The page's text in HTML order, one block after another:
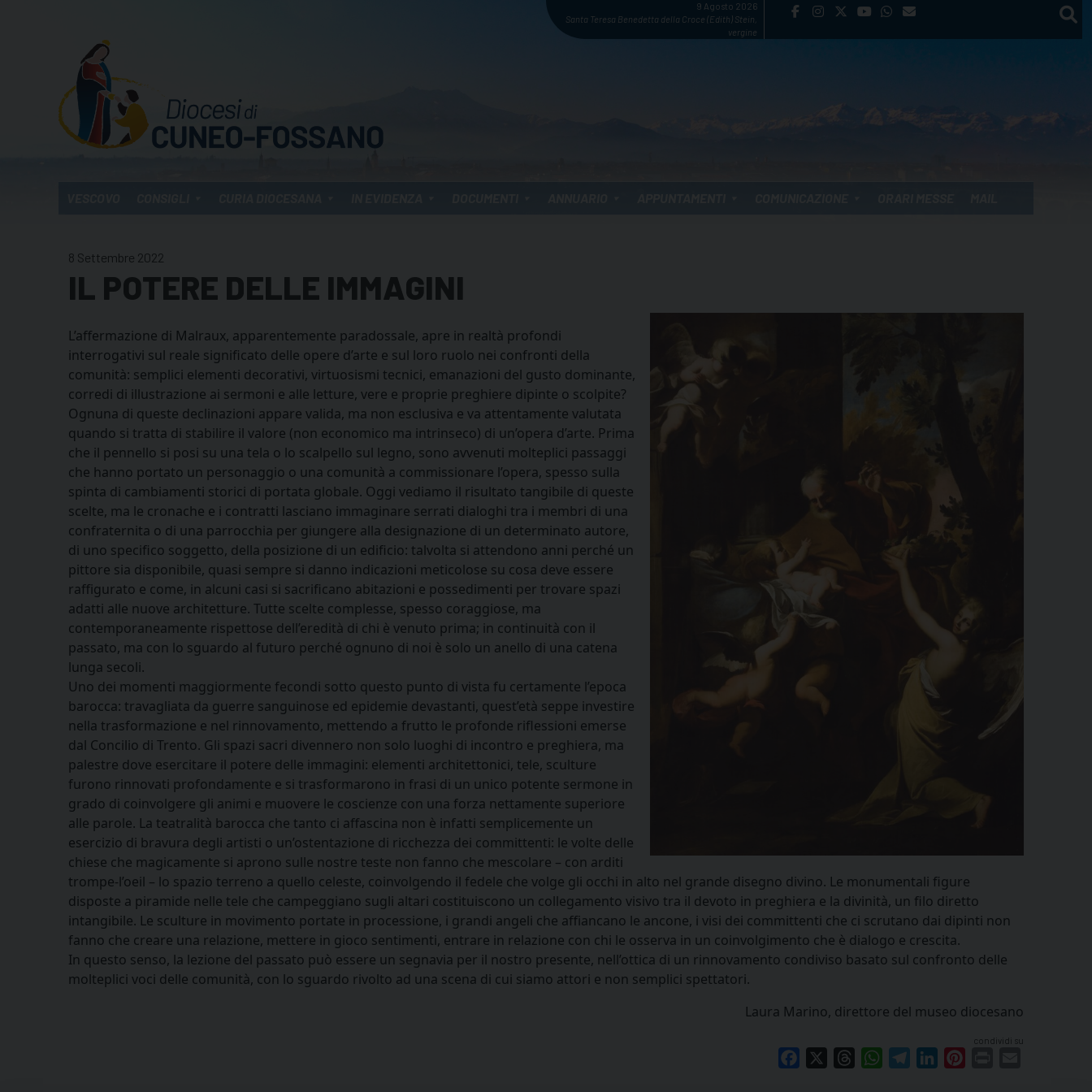
9 Agosto 2026
Santa Teresa Benedetta della Croce (Edith) Stein,
vergine
8 Settembre 2022
IL POTERE DELLE IMMAGINI
L’affermazione di Malraux, apparentemente paradossale, apre in realtà profondi
interrogativi sul reale significato delle opere d’arte e sul loro ruolo nei confronti della
comunità: semplici elementi decorativi, virtuosismi tecnici, emanazioni del gusto dominante,
corredi di illustrazione ai sermoni e alle letture, vere e proprie preghiere dipinte o scolpite?
Ognuna di queste declinazioni appare valida, ma non esclusiva e va attentamente valutata
quando si tratta di stabilire il valore (non economico ma intrinseco) di un’opera d’arte. Prima
che il pennello si posi su una tela o lo scalpello sul legno, sono avvenuti molteplici passaggi
che hanno portato un personaggio o una comunità a commissionare l’opera, spesso sulla
spinta di cambiamenti storici di portata globale. Oggi vediamo il risultato tangibile di queste
scelte, ma le cronache e i contratti lasciano immaginare serrati dialoghi tra i membri di una
confraternita o di una parrocchia per giungere alla designazione di un determinato autore,
di uno specifico soggetto, della posizione di un edificio: talvolta si attendono anni perché un
pittore sia disponibile, quasi sempre si danno indicazioni meticolose su cosa deve essere
raffigurato e come, in alcuni casi si sacrificano abitazioni e possedimenti per trovare spazi
adatti alle nuove architetture. Tutte scelte complesse, spesso coraggiose, ma
contemporaneamente rispettose dell’eredità di chi è venuto prima; in continuità con il
passato, ma con lo sguardo al futuro perché ognuno di noi è solo un anello di una catena
lunga secoli.
Uno dei momenti maggiormente fecondi sotto questo punto di vista fu certamente l’epoca
barocca: travagliata da guerre sanguinose ed epidemie devastanti, quest’età seppe investire
nella trasformazione e nel rinnovamento, mettendo a frutto le profonde riflessioni emerse
dal Concilio di Trento. Gli spazi sacri divennero non solo luoghi di incontro e preghiera, ma
palestre dove esercitare il potere delle immagini: elementi architettonici, tele, sculture
furono rinnovati profondamente e si trasformarono in frasi di un unico potente sermone in
grado di coinvolgere gli animi e muovere le coscienze con una forza nettamente superiore
alle parole. La teatralità barocca che tanto ci affascina non è infatti semplicemente un
esercizio di bravura degli artisti o un’ostentazione di ricchezza dei committenti: le volte delle
chiese che magicamente si aprono sulle nostre teste non fanno che mescolare – con arditi
trompe-l’oeil – lo spazio terreno a quello celeste, coinvolgendo il fedele che volge gli occhi in alto nel grande disegno divino. Le monumentali figure
disposte a piramide nelle tele che campeggiano sugli altari costituiscono un collegamento visivo tra il devoto in preghiera e la divinità, un filo diretto
intangibile. Le sculture in movimento portate in processione, i grandi angeli che affiancano le ancone, i visi dei committenti che ci scrutano dai dipinti non
fanno che creare una relazione, mettere in gioco sentimenti, entrare in relazione con chi le osserva in un coinvolgimento che è dialogo e crescita.
In questo senso, la lezione del passato può essere un segnavia per il nostro presente, nell’ottica di un rinnovamento condiviso basato sul confronto delle
molteplici voci delle comunità, con lo sguardo rivolto ad una scena di cui siamo attori e non semplici spettatori.
Laura Marino, direttore del museo diocesano
condividi su
Facebook ThreadsWhatsAppTelegramLinkedIn